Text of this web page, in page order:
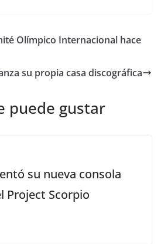
Olímpico Internacional hace
su propia casa discográfica
puede gustar
su nueva consola
Project Scorpio